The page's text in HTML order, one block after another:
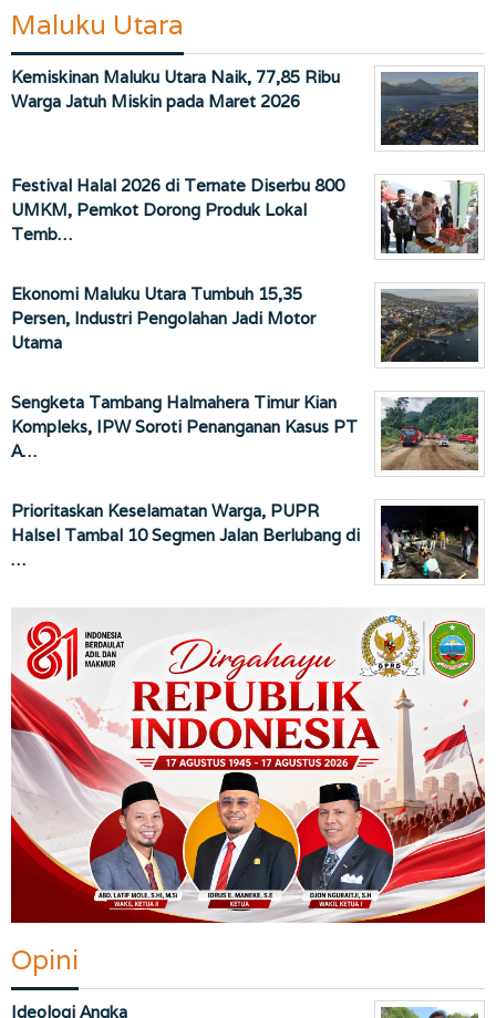
Maluku Utara
Kemiskinan Maluku Utara Naik, 77,85 Ribu
Warga Jatuh Miskin pada Maret 2026
Festival Halal 2026 di Ternate Diserbu 800
UMKM, Pemkot Dorong Produk Lokal
Temb…
Ekonomi Maluku Utara Tumbuh 15,35
Persen, Industri Pengolahan Jadi Motor
Utama
Sengketa Tambang Halmahera Timur Kian
Kompleks, IPW Soroti Penanganan Kasus PT
A…
Prioritaskan Keselamatan Warga, PUPR
Halsel Tambal 10 Segmen Jalan Berlubang di
…
Opini
Ideologi Angka